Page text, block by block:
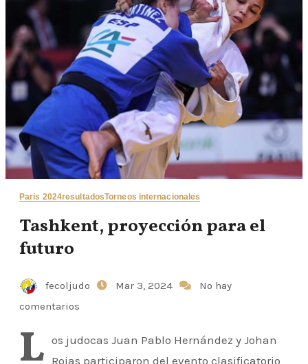
Paris 2024resultadosTorneos internacionales
Tashkent, proyección para el
futuro
fecoljudo Mar 3, 2024
No hay
comentarios
L os judocas Juan Pablo Hernández y Johan
Rojas participaron del evento clasificatorio